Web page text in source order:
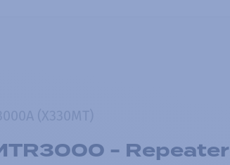
- Repeater